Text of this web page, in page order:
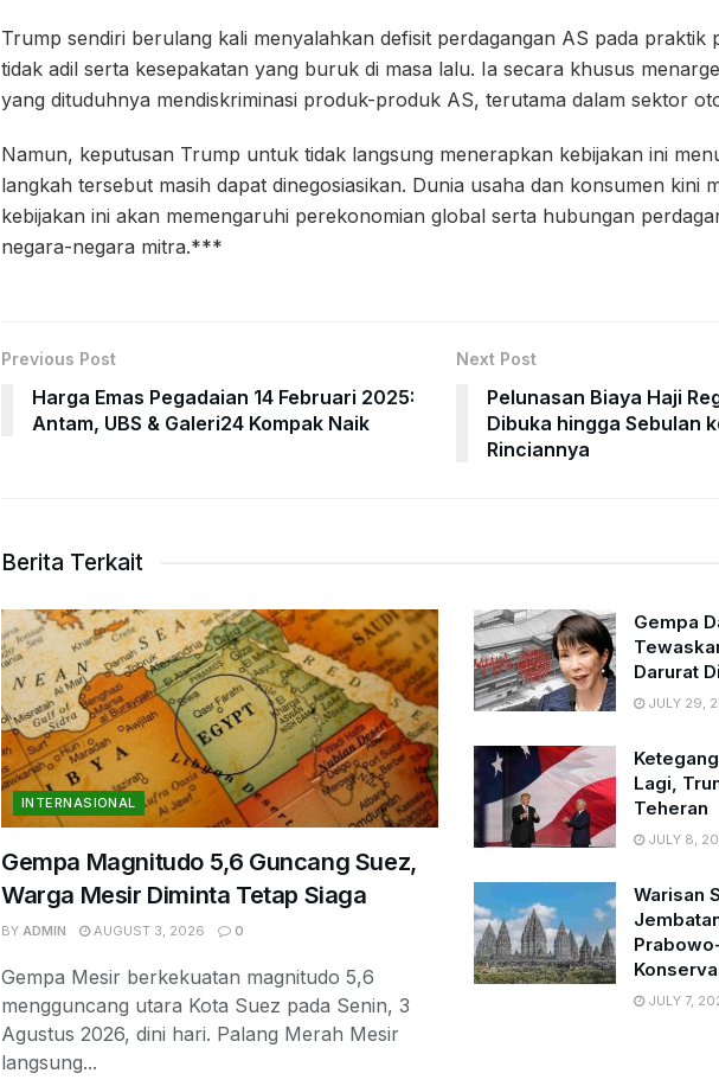
Trump sendiri berulang kali menyalahkan defisit perdagangan AS pada praktik
tidak adil serta kesepakatan yang buruk di masa lalu. Ia secara khusus
yang dituduhnya mendiskriminasi produk-produk AS, terutama dalam sektor
Namun, keputusan Trump untuk tidak langsung menerapkan kebijakan ini
langkah tersebut masih dapat dinegosiasikan. Dunia usaha dan konsumen kini
kebijakan ini akan memengaruhi perekonomian global serta hubungan
negara-negara mitra.***
Previous Post
Harga Emas Pegadaian 14 Februari 2025:
Antam, UBS & Galeri24 Kompak Naik
Next Post
Pelunasan Biaya Haji
Dibuka hingga Sebulan
Rinciannya
Berita Terkait
INTERNASIONAL
Gempa Magnitudo 5,6 Guncang Suez,
Warga Mesir Diminta Tetap Siaga
BY ADMIN AUGUST 3, 2026 0
Gempa Mesir berkekuatan magnitudo 5,6
mengguncang utara Kota Suez pada Senin, 3
Agustus 2026, dini hari. Palang Merah Mesir
langsung...
Gempa
Darurat
JULY 29,
Lagi,
Teheran
JULY 8,
Warisan
JULY 7,